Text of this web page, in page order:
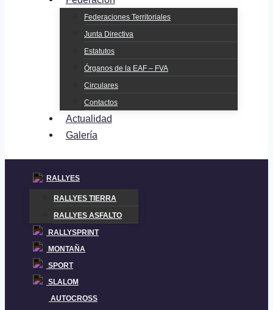
Federaciones Territoriales
Junta Directiva
Estatutos
Órganos de la EAF – FVA
Circulares
Contactos
Actualidad
Galería
RALLYES
RALLYES TIERRA
RALLYES ASFALTO
RALLYSPRINT
MONTAÑA
SPORT
SLALOM
AUTOCROSS